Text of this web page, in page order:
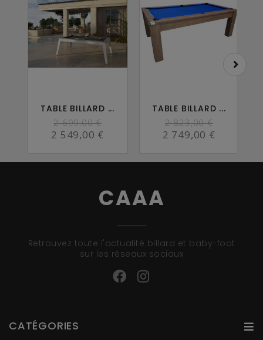
TABLE BILLARD ...
2 699,00 €
2 549,00 €
TABLE BILLARD ...
2 823,00 €
2 749,00 €
CAAA
Retrouvez toute l'actualité billard et baby-foot
sur les réseaux sociaux
CATÉGORIES